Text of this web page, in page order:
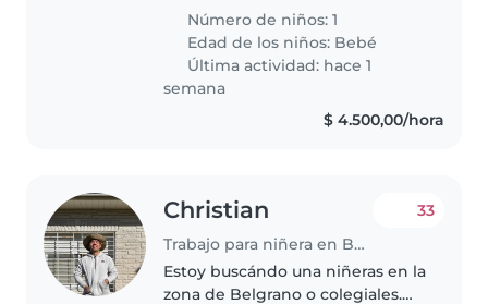
Necesitamos alguien cómoda
con mascotas y que pueda
cocinar. ¡Contáctame para
Número de niños: 1
Edad de los niños: Bebé
Última actividad: hace 1
semana
$ 4.500,00/hora
Christian
Trabajo para niñera en Buenos Aires
33
Estoy buscándo una niñeras en la
zona de Belgrano o colegiales.